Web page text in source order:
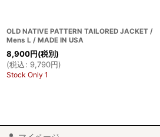
OLD NATIVE PATTERN TAILORED JACKET /
Mens L / MADE IN USA
8,900円(税別)
(税込: 9,790円)
Stock Only 1